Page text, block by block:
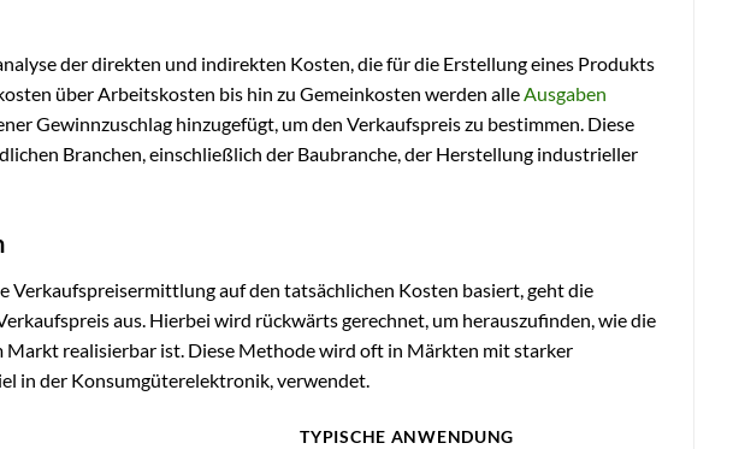
der direkten und indirekten Kosten, die für die Erstellung eines Produkts
über Arbeitskosten bis hin zu Gemeinkosten werden alleAusgaben
Gewinnzuschlag hinzugefügt, um den Verkaufspreis zu bestimmen. Diese
Branchen, einschließlich der Baubranche, der Herstellung industrieller
Verkaufspreisermittlung auf den tatsächlichen Kosten basiert, geht die
aus. Hierbei wird rückwärts gerechnet, um herauszufinden, wie die
Markt realisierbar ist. Diese Methode wird oft in Märkten mit starker
in der Konsumgüterelektronik, verwendet.
TYPISCHE ANWENDUNG